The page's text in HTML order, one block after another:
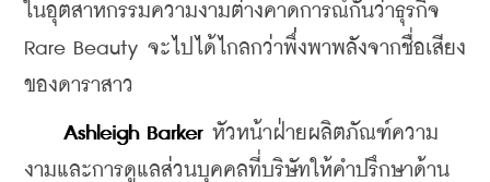
ในอุตสาหกรรมความงามต่างคาดการณ์กันว่าธุรกิจ
Rare Beauty จะไปได้ไกลกว่าพึ่่งพาพลังจากชื่อเสียง
ของดาราสาว
Ashleigh Barker หัวหน้าฝ่ายผลิตภัณฑ์ความ
งามและการดูแลส่วนบุคคลที่บริษัทให้คำปรึกษาด้าน